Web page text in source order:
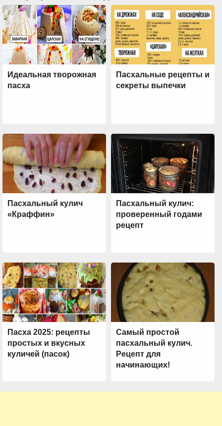
Идеальная творожная
пасха
Пасхальные рецепты и
секреты выпечки
Пасхальный кулич
«Краффин»
Пасхальный кулич:
проверенный годами
рецепт
Пасха 2025: рецепты
простых и вкусных
куличей (пасок)
Самый простой
пасхальный кулич.
Рецепт для
начинающих!